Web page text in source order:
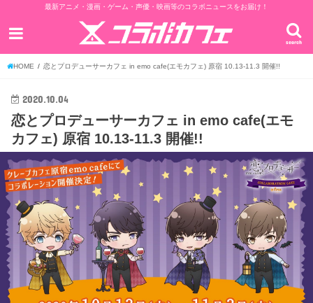
最新アニメ・漫画・ゲーム・声優・映画等のコラボニュースをお届け！
search
HOME 恋とプロデューサーカフェ in emo cafe(エモカフェ) 原宿 10.13-11.3 開催!!
2020.10.04
恋とプロデューサーカフェ in emo cafe(エモ
カフェ) 原宿 10.13-11.3 開催!!